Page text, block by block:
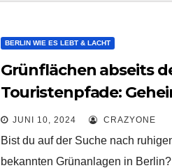
BERLIN WIE ES LEBT & LACHT
Grünflächen abseits
Touristenpfade:
und Parks in Berlin
JUNI 10, 2024 CRAZYONE
Bist du auf der Suche nach
bekannten Grünanlagen in